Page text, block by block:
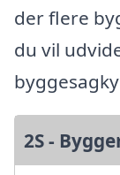
der flere
du vil
2S -